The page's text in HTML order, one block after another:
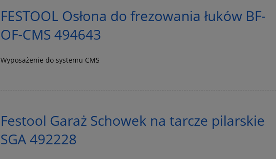
FESTOOL Osłona do frezowania łuków BF-
OF-CMS 494643
Wyposażenie do systemu CMS
Festool Garaż Schowek na tarcze pilarskie
SGA 492228